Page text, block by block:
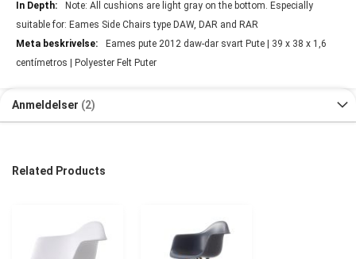
Note: All cushions are light gray on the bottom. Especially
suitable for: Eames Side Chairs type DAW, DAR and RAR
Eames pute 2012 daw-dar svart Pute | 39 x 38 x 1,6
centímetros | Polyester Felt Puter
Anmeldelser 2
Related Products